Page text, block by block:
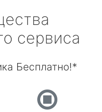
сервиса
Бесплатно!*